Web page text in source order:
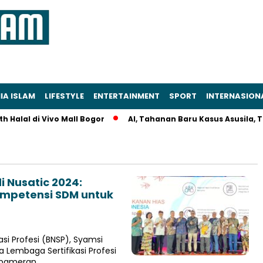
ISLAM LIFESTYLE ENTERTAINMENT SPORT
di Vivo Mall Bogor AI, Tahanan Baru Kasus Asusila,
Nusatic 2024:
SDM untuk
Profesi (BNSP), Syamsi
Lembaga Sertifikasi Profesi